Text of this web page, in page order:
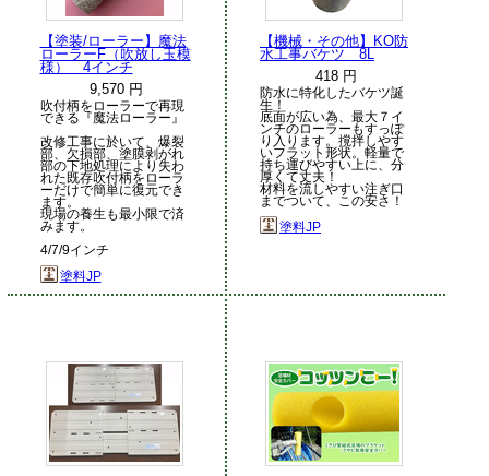
【塗装/ローラー】魔法
ローラーF（吹放し玉模
様） 4インチ
9,570 円
吹付柄をローラーで再現
できる『魔法ローラー』
改修工事に於いて、爆裂
部、欠損部、塗膜剥がれ
部の下地処理により失わ
れた既存吹付柄をローラ
ーだけで簡単に復元でき
ます。
現場の養生も最小限で済
みます。
4/7/9インチ
塗料JP
【機械・その他】KO防
水工事バケツ 8L
418 円
防水に特化したバケツ誕
生！
底面が広い為、最大７イ
ンチのローラーもすっぽ
り入ります。撹拌しやす
いフラット形状。軽量で
持ち運びやすい上に、分
厚くて丈夫！
材料を流しやすい注ぎ口
までついて、この安さ！
塗料JP